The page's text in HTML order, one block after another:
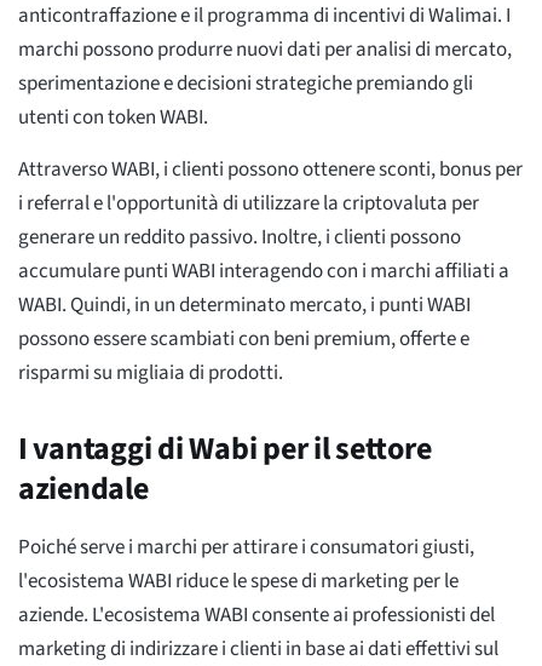
anticontraffazione e il programma di incentivi di Walimai. I
marchi possono produrre nuovi dati per analisi di mercato,
sperimentazione e decisioni strategiche premiando gli
utenti con token WABI.
Attraverso WABI, i clienti possono ottenere sconti, bonus per
i referral e l'opportunità di utilizzare la criptovaluta per
generare un reddito passivo. Inoltre, i clienti possono
accumulare punti WABI interagendo con i marchi affiliati a
WABI. Quindi, in un determinato mercato, i punti WABI
possono essere scambiati con beni premium, offerte e
risparmi su migliaia di prodotti.
I vantaggi di Wabi per il settore
aziendale
Poiché serve i marchi per attirare i consumatori giusti,
l'ecosistema WABI riduce le spese di marketing per le
aziende. L'ecosistema WABI consente ai professionisti del
marketing di indirizzare i clienti in base ai dati effettivi sul